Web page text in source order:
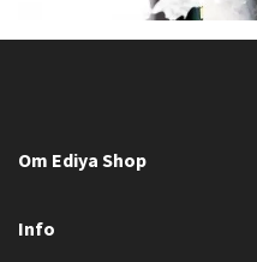
Om Ediya Shop
Info